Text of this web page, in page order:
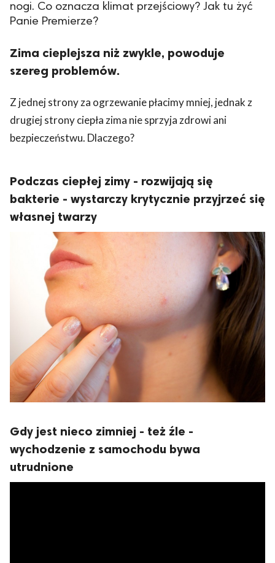
nogi. Co oznacza klimat przejściowy? Jak tu żyć
Panie Premierze?
Zima cieplejsza niż zwykle, powoduje
szereg problemów.
Z jednej strony za ogrzewanie płacimy mniej, jednak z
drugiej strony ciepła zima nie sprzyja zdrowi ani
bezpieczeństwu. Dlaczego?
Podczas ciepłej zimy - rozwijają się
bakterie - wystarczy krytycznie przyjrzeć się
własnej twarzy
Gdy jest nieco zimniej - też źle -
wychodzenie z samochodu bywa
utrudnione